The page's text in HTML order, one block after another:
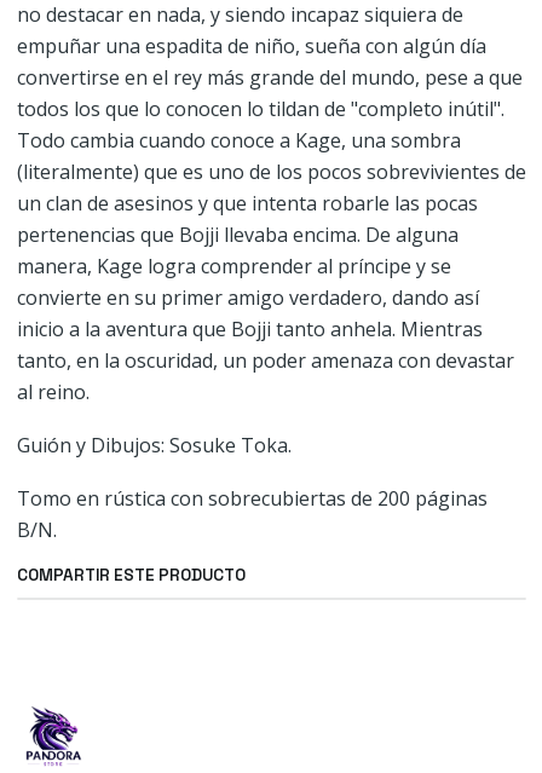
no destacar en nada, y siendo incapaz siquiera de
empuñar una espadita de niño, sueña con algún día
convertirse en el rey más grande del mundo, pese a que
todos los que lo conocen lo tildan de "completo inútil".
Todo cambia cuando conoce a Kage, una sombra
(literalmente) que es uno de los pocos sobrevivientes de
un clan de asesinos y que intenta robarle las pocas
pertenencias que Bojji llevaba encima. De alguna
manera, Kage logra comprender al príncipe y se
convierte en su primer amigo verdadero, dando así
inicio a la aventura que Bojji tanto anhela. Mientras
tanto, en la oscuridad, un poder amenaza con devastar
al reino.
Guión y Dibujos: Sosuke Toka.
Tomo en rústica con sobrecubiertas de 200 páginas
B/N.
COMPARTIR ESTE PRODUCTO